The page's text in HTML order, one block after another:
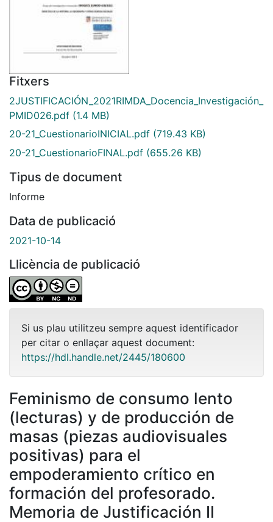
Fitxers
2JUSTIFICACIÓN_2021RIMDA_Docencia_Investigación_
PMID026.pdf (1.4 MB)
20-21_CuestionarioINICIAL.pdf (719.43 KB)
20-21_CuestionarioFINAL.pdf (655.26 KB)
Tipus de document
Informe
Data de publicació
2021-10-14
Llicència de publicació
Si us plau utilitzeu sempre aquest identificador
per citar o enllaçar aquest document:
https://hdl.handle.net/2445/180600
Feminismo de consumo lento
(lecturas) y de producción de
masas (piezas audiovisuales
positivas) para el
empoderamiento crítico en
formación del profesorado.
Memoria de Justificación II